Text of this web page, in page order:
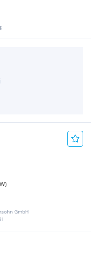
GmbH